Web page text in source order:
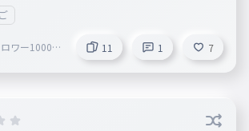
ー1000人
11 1 7